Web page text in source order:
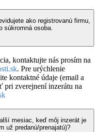
ako registrovanú firmu,
súkromná osoba.
kontaktujte nás prosím na
. Pre urýchlenie
kontaktné údaje (email a
pri zverejnení inzerátu na
mesiac, keď môj inzerát je
už predanú/prenajatú)?